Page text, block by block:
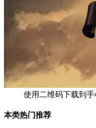
使用二维码下载到手
本类热门推荐